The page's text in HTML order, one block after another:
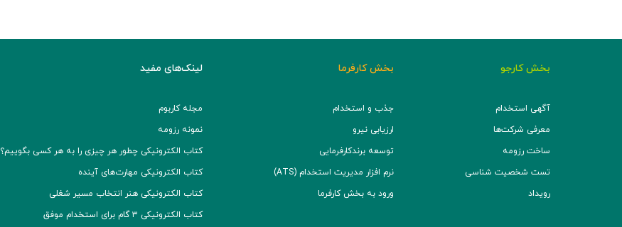
بخش کارجو
آگهی استخدام
معرفی شرکت‌ها
ساخت رزومه
تست شخصیت شناسی
رویداد
بخش کارفرما
جذب و استخدام
ارزیابی نیرو
توسعه برند‌کارفرمایی
نرم افزار مدیریت استخدام (ATS)
ورود به بخش کارفرما
لینک‌های مفید
مجله کاربوم
نمونه رزومه
کتاب الکترونیکی چطور هر چیزی را به هر کسی بگوییم؟
کتاب الکترونیکی مهارت‌های آینده
کتاب الکترونیکی هنر انتخاب مسیر شغلی
کتاب الکترونیکی ۳ گام برای استخدام موفق